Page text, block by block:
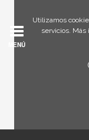
Utilizamos
servicios.
MENÚ